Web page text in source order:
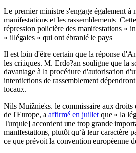
Le premier ministre s'engage également à
manifestations et les rassemblements.
répression policière des manifestations «
« illégales » qui ont ébranlé le pays.
Il est loin d'être certain que la réponse
les critiques. M. Erdo?an souligne que la
davantage à la procédure d'autorisation
interdictions de rassemblement
locaux.
Nils Muižnieks, le commissaire aux droits
de l'Europe, a affirmé en juillet que « la
Turquie] accordent une trop grande
manifestations, plutôt qu’à leur caractère
ce que prévoit la convention européenne